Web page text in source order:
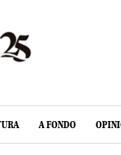
A FONDO